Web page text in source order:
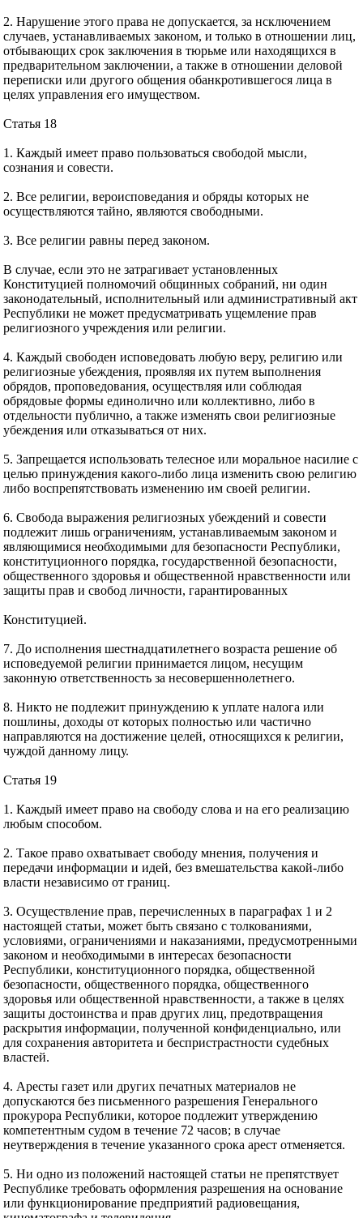
2. Нарушение этого права не допускается, за нсключением
случаев, устанавливаемых законом, и только в отношении лиц,
отбывающих срок заключения в тюрьме или находящихся в
предварительном заключении, а также в отношении деловой
переписки или другого общения обанкротившегося лица в
целях управления его имуществом.
Статья 18
1. Каждый имеет право пользоваться свободой мысли,
сознания и совести.
2. Все религии, вероисповедания и обряды которых не
осуществляются тайно, являются свободными.
3. Все религии равны перед законом.
В случае, если это не затрагивает установленных
Конституцией полномочий общинных собраний, ни один
законодательный, исполнительный или административный акт
Республики не может предусматривать ущемление прав
религиозного учреждения или религии.
4. Каждый свободен исповедовать любую веру, религию или
религиозные убеждения, проявляя их путем выполнения
обрядов, проповедования, осуществляя или соблюдая
обрядовые формы единолично или коллективно, либо в
отдельности публично, а также изменять свои религиозные
убеждения или отказываться от них.
5. Запрещается использовать телесное или моральное насилие с
целью принуждения какого-либо лица изменить свою религию
либо воспрепятствовать изменению им своей религии.
6. Свобода выражения религиозных убеждений и совести
подлежит лишь ограничениям, устанавливаемым законом и
являющимися необходимыми для безопасности Республики,
конституционного порядка, государственной безопасности,
общественного здоровья и общественной нравственности или
защиты прав и свобод личности, гарантированных
Конституцией.
7. До исполнения шестнадцатилетнего возраста решение об
исповедуемой религии принимается лицом, несущим
законную ответственность за несовершеннолетнего.
8. Никто не подлежит принуждению к уплате налога или
пошлины, доходы от которых полностью или частично
направляются на достижение целей, относящихся к религии,
чуждой данному лицу.
Статья 19
1. Каждый имеет право на свободу слова и на его реализацию
любым способом.
2. Такое право охватывает свободу мнения, получения и
передачи информации и идей, без вмешательства какой-либо
власти независимо от границ.
3. Осуществление прав, перечисленных в параграфах 1 и 2
настоящей статьи, может быть связано с толкованиями,
условиями, ограничениями и наказаниями, предусмотренными
законом и необходимыми в интересах безопасности
Республики, конституционного порядка, общественной
безопасности, общественного порядка, общественного
здоровья или общественной нравственности, а также в целях
защиты достоинства и прав других лиц, предотвращения
раскрытия информации, полученной конфиденциально, или
для сохранения авторитета и беспристрастности судебных
властей.
4. Аресты газет или других печатных материалов не
допускаются без письменного разрешения Генерального
прокурора Республики, которое подлежит утверждению
компетентным судом в течение 72 часов; в случае
неутверждения в течение указанного срока арест отменяется.
5. Ни одно из положений настоящей статьи не препятствует
Республике требовать оформления разрешения на основание
или функционирование предприятий радиовещания,